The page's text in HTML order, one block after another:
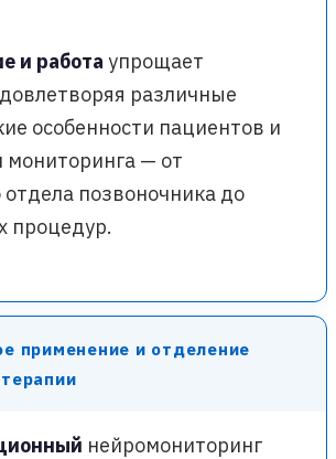
и работа упрощает
различные
особенности пациентов и
мониторинга — от
отдела позвоночника до
процедур.
применение и отделение
нейромониторинг